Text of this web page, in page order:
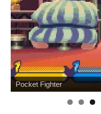
Wonfest : les